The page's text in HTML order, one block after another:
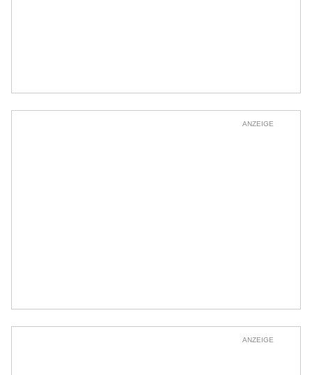
ANZEIGE
ANZEIGE